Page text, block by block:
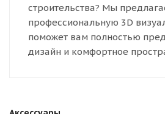
строительства? Мы
профессиональную 3D
поможет вам полностью
дизайн и комфортное